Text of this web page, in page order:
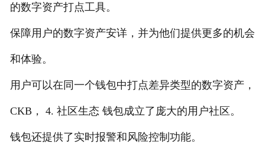
的数字资产打点工具。
保障用户的数字资产安详，并为他们提供更多的机会
和体验。
用户可以在同一个钱包中打点差异类型的数字资产，
CKB， 4. 社区生态 钱包成立了庞大的用户社区。
钱包还提供了实时报警和风险控制功能。